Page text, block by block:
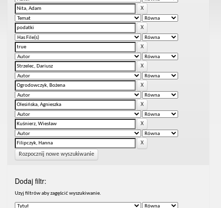
Rozpocznij nowe wyszukiwanie
Dodaj filtr:
Uzyj filtrów aby zagęścić wyszukiwanie.